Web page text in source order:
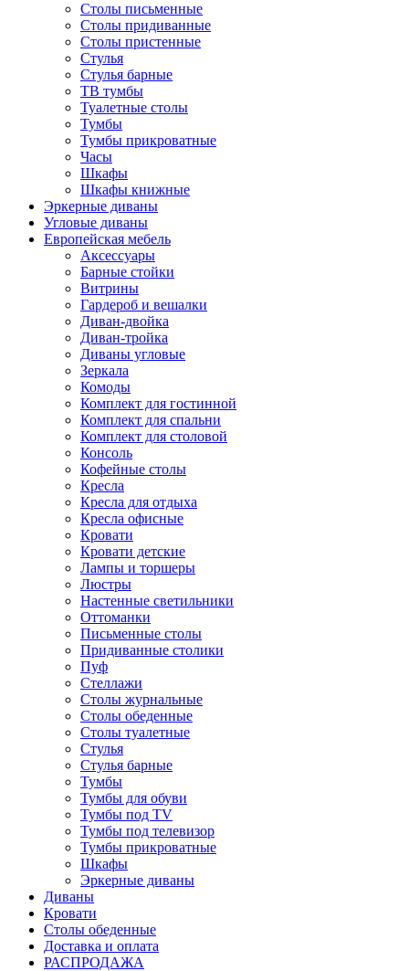
Столы письменные
Столы придиванные
Столы пристенные
Стулья
Стулья барные
ТВ тумбы
Туалетные столы
Тумбы
Тумбы прикроватные
Часы
Шкафы
Шкафы книжные
Эркерные диваны
Угловые диваны
Европейская мебель
Аксессуары
Барные стойки
Витрины
Гардероб и вешалки
Диван-двойка
Диван-тройка
Диваны угловые
Зеркала
Комоды
Комплект для гостинной
Комплект для спальни
Комплект для столовой
Консоль
Кофейные столы
Кресла
Кресла для отдыха
Кресла офисные
Кровати
Кровати детские
Лампы и торшеры
Люстры
Настенные светильники
Оттоманки
Письменные столы
Придиванные столики
Пуф
Стеллажи
Столы журнальные
Столы обеденные
Столы туалетные
Стулья
Стулья барные
Тумбы
Тумбы для обуви
Тумбы под TV
Тумбы под телевизор
Тумбы прикроватные
Шкафы
Эркерные диваны
Диваны
Кровати
Столы обеденные
Доставка и оплата
РАСПРОДАЖА